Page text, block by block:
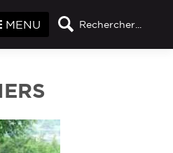
Rechercher...
MENU
cookies